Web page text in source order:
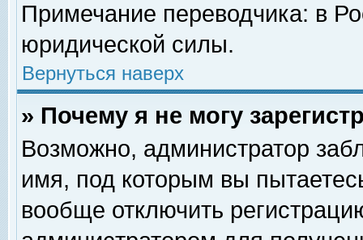
Примечание переводчика: в
юридической силы.
Вернуться наверх
» Почему я не могу
Возможно, администратор
имя, под которым вы
вообще отключить